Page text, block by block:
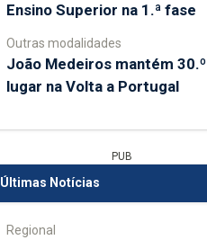
Ensino Superior na 1.ª fase
Outras modalidades
João Medeiros mantém 30.º
lugar na Volta a Portugal
PUB
Últimas Notícias
Regional